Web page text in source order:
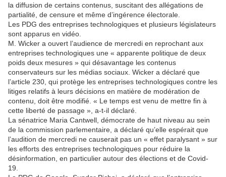
la diffusion de certains contenus, suscitant des allégations de
partialité, de censure et même d’ingérence électorale.
Les PDG des entreprises technologiques et plusieurs législateurs
sont apparus en vidéo.
M. Wicker a ouvert l’audience de mercredi en reprochant aux
entreprises technologiques une « apparente politique de deux
poids deux mesures » qui désavantage les contenus
conservateurs sur les médias sociaux. Wicker a déclaré que
l’article 230, qui protège les entreprises technologiques contre les
litiges relatifs à leurs décisions en matière de modération de
contenu, doit être modifié. « Le temps est venu de mettre fin à
cette liberté de passage », a-t-il déclaré.
La sénatrice Maria Cantwell, démocrate de haut niveau au sein
de la commission parlementaire, a déclaré qu’elle espérait que
l’audition de mercredi ne causerait pas un « effet paralysant » sur
les efforts des entreprises technologiques pour réduire la
désinformation, en particulier autour des élections et de Covid-
19.